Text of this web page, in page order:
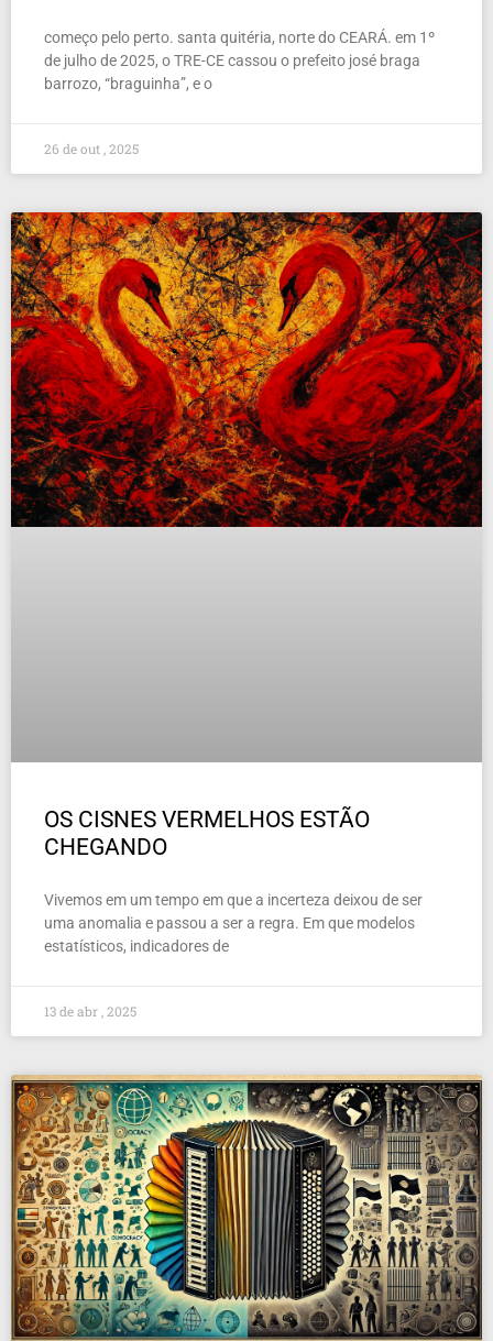
começo pelo perto. santa quitéria, norte do CEARÁ. em 1º
de julho de 2025, o TRE-CE cassou o prefeito josé braga
barrozo, “braguinha”, e o
26 de out , 2025
OS CISNES VERMELHOS ESTÃO
CHEGANDO
Vivemos em um tempo em que a incerteza deixou de ser
uma anomalia e passou a ser a regra. Em que modelos
estatísticos, indicadores de
13 de abr , 2025